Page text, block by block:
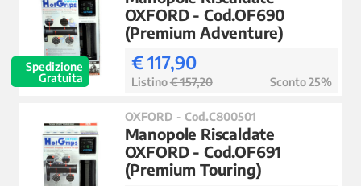
Spedizione
Gratuita
OXFORD - Cod.OF690
(Premium Adventure)
€ 117,90
Listino€ 157,20 Sconto 25%
OXFORD - Cod.C800501
Manopole Riscaldate
OXFORD - Cod.OF691
(Premium Touring)